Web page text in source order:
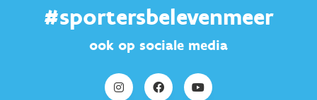
#sportersbelevenmeer
ook op sociale media